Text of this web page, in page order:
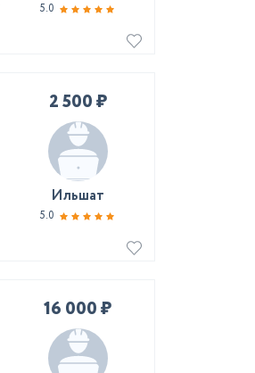
5.0
2 500 ₽
Ильшат
5.0
16 000 ₽